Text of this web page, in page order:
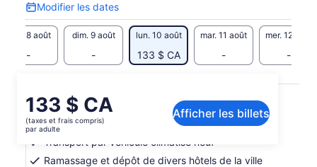
Modifier les dates
Modifier
les
dates
sam. 8 août
-
dim. 9 août
-
lun. 10 août
133 $ CA
mar. 11 août
-
mer. 12 août
-
Le
prix
est
de 133 $ CA.
par
133 $ CA
(taxes et frais compris)
par adulte
Afficher les billets
Inclusions et exclusions
Guide touristique local
Transport par véhicule climatisé neuf
Ramassage et dépôt de divers hôtels de la ville